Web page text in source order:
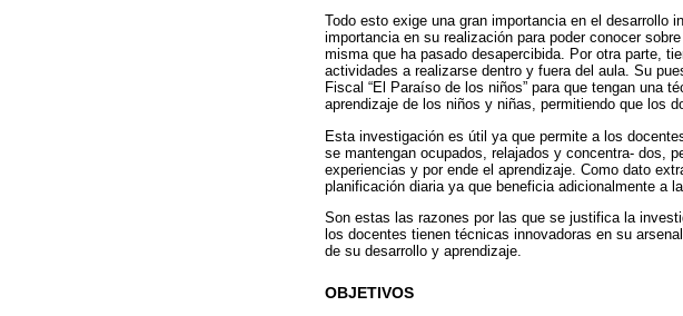
Todo esto exige una gran importancia en el desarrollo
importancia en su realización para poder conocer
misma que ha pasado desapercibida. Por otra parte,
actividades a realizarse dentro y fuera del aula. Su
Fiscal “El Paraíso de los niños” para que tengan una
aprendizaje de los niños y niñas, permitiendo que los
Esta investigación es útil ya que permite a los
se mantengan ocupados, relajados y concentra- dos,
experiencias y por ende el aprendizaje. Como dato
planificación diaria ya que beneficia adicionalmente a
Son estas las razones por las que se justifica la
los docentes tienen técnicas innovadoras en su
de su desarrollo y aprendizaje.
OBJETIVOS